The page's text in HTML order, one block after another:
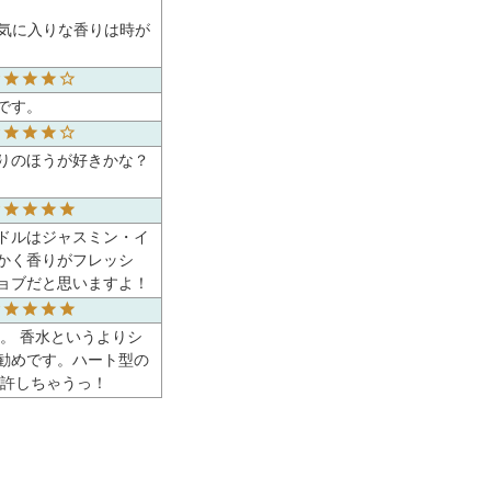
に入りな香りは時が
。
のほうが好きかな？
ルはジャスミン・イ
く香りがフレッシ
ブだと思いますよ！
香水というよりシ
めです。ハート型の
しちゃうっ！